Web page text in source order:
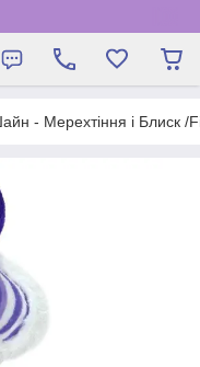
- Мерехтіння і Блиск